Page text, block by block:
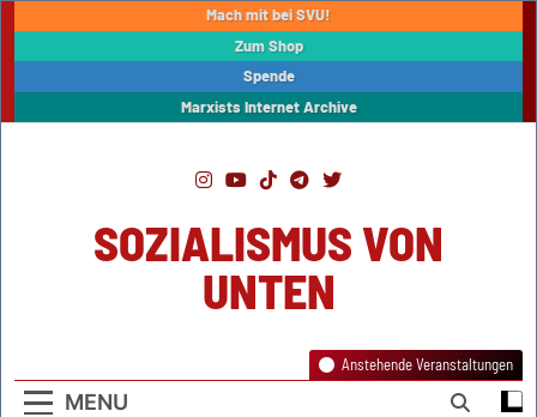
Mach mit bei SVU!
Zum Shop
Spende
Marxists Internet Archive
SOZIALISMUS VON
UNTEN
MENU
Anstehende Veranstaltungen